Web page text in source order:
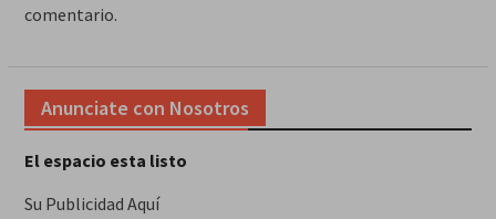
comentario.
Anunciate con Nosotros
El espacio esta listo
Su Publicidad Aquí